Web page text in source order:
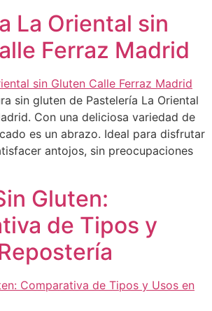
La Oriental sin
Ferraz Madrid
sin gluten de Pastelería La Oriental
Con una deliciosa variedad de
es un abrazo. Ideal para disfrutar
antojos, sin preocupaciones
Gluten:
de Tipos y